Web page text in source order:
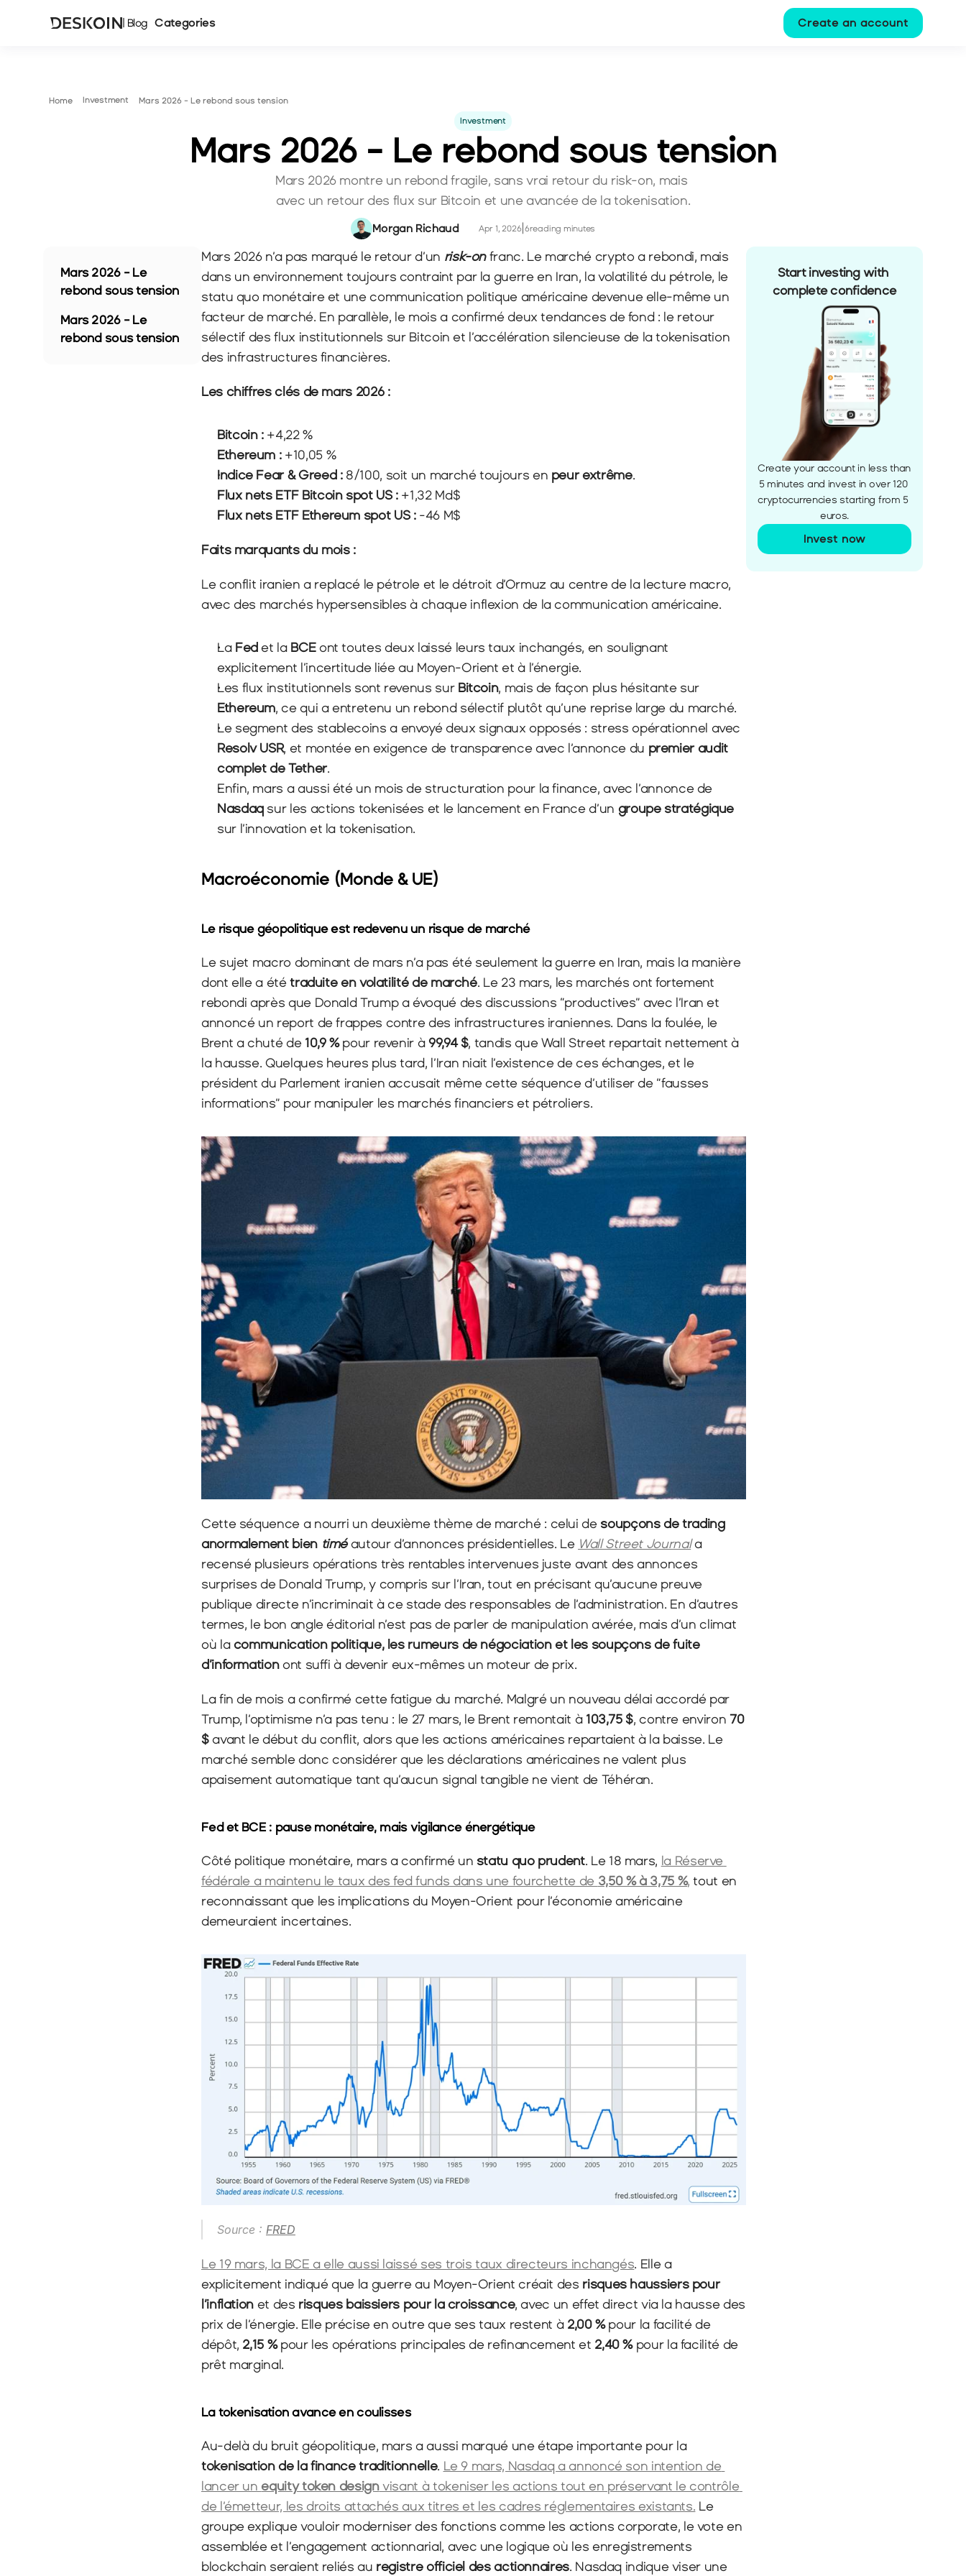
| Blog Create an account
Categories
Home Investment Mars 2026 - Le rebond sous tension
Investment
Mars 2026 - Le rebond sous tension
Mars 2026 montre un rebond fragile, sans vrai retour du risk-on, mais
avec un retour des flux sur Bitcoin et une avancée de la tokenisation.
Morgan Richaud Apr 1, 2026 6reading minutes
Mars 2026 - Le
rebond sous tension
Mars 2026 - Le
rebond sous tension
Mars 2026 n’a pas marqué le retour d’un risk-on franc. Le marché crypto a rebondi, mais
dans un environnement toujours contraint par la guerre en Iran, la volatilité du pétrole, le
statu quo monétaire et une communication politique américaine devenue elle-même un
facteur de marché. En parallèle, le mois a confirmé deux tendances de fond : le retour
sélectif des flux institutionnels sur Bitcoin et l’accélération silencieuse de la tokenisation
des infrastructures financières.
Les chiffres clés de mars 2026 :
Bitcoin : +4,22 %
Ethereum : +10,05 %
Indice Fear & Greed : 8/100, soit un marché toujours en peur extrême.
Flux nets ETF Bitcoin spot US : +1,32 Md$
Flux nets ETF Ethereum spot US : -46 M$
Faits marquants du mois :
Le conflit iranien a replacé le pétrole et le détroit d’Ormuz au centre de la lecture macro,
avec des marchés hypersensibles à chaque inflexion de la communication américaine.
La Fed et la BCE ont toutes deux laissé leurs taux inchangés, en soulignant
explicitement l’incertitude liée au Moyen-Orient et à l’énergie.
Les flux institutionnels sont revenus sur Bitcoin
Ethereum, ce qui a entretenu un rebond sélectif plutôt qu’une reprise large du marché.
Resolv USR, et montée en exigence de transparence avec l’annonce du premier audit
complet de Tether.
Nasdaq sur les actions tokenisées et le lancement en France d’un
sur l’innovation et la tokenisation.
Macroéconomie (Monde & UE)
Le risque géopolitique est redevenu un risque de marché
Le sujet macro dominant de mars n’a pas été seulement la guerre en Iran, mais la manière
dont elle a été traduite en volatilité de marché. Le 23 mars, les marchés ont fortement
rebondi après que Donald Trump a évoqué des discussions “productives” avec l’Iran et
annoncé un report de frappes contre des infrastructures iraniennes. Dans la foulée, le
Brent a chuté de 10,9 % pour revenir à 99,94 $, tandis que Wall Street repartait nettement à
la hausse. Quelques heures plus tard, l’Iran niait l’existence de ces échanges, et le
président du Parlement iranien accusait même cette séquence d’utiliser de “fausses
informations” pour manipuler les marchés financiers et pétroliers.
Cette séquence a nourri un deuxième thème de marché : celui de soupçons de trading
anormalement bien timé autour d’annonces présidentielles. Le Wall Street Journal a
recensé plusieurs opérations très rentables intervenues juste avant des annonces
surprises de Donald Trump, y compris sur l’Iran, tout en précisant qu’aucune preuve
publique directe n’incriminait à ce stade des responsables de l’administration. En d’autres
termes, le bon angle éditorial n’est pas de parler de manipulation avérée, mais d’un climat
où la communication politique, les rumeurs de négociation et les soupçons de fuite
d’information ont suffi à devenir eux-mêmes un moteur de prix.
La fin de mois a confirmé cette fatigue du marché. Malgré un nouveau délai accordé par
Trump, l’optimisme n’a pas tenu : le 27 mars, le Brent remontait à 103,75 $, contre environ 70
$ avant le début du conflit, alors que les actions américaines repartaient à la baisse. Le
marché semble donc considérer que les déclarations américaines ne valent plus
apaisement automatique tant qu’aucun signal tangible ne vient de Téhéran.
Fed et BCE : pause monétaire, mais vigilance énergétique
Côté politique monétaire, mars a confirmé un statu quo prudent. Le 18 mars, la Réserve
fédérale a maintenu le taux des fed funds dans une fourchette de 3,50 % à 3,75 %, tout en
reconnaissant que les implications du Moyen-Orient pour l’économie américaine
demeuraient incertaines.
Source : FRED
Le 19 mars, la BCE a elle aussi laissé ses trois taux directeurs inchangés. Elle a
explicitement indiqué que la guerre au Moyen-Orient créait des risques haussiers pour
l’inflation et des risques baissiers pour la croissance, avec un effet direct via la hausse des
prix de l’énergie. Elle précise en outre que ses taux restent à 2,00 % pour la facilité de
dépôt, 2,15 % pour les opérations principales de refinancement et 2,40 % pour la facilité de
prêt marginal.
La tokenisation avance en coulisses
Au-delà du bruit géopolitique, mars a aussi marqué une étape importante pour la
tokenisation de la finance traditionnelle. Le 9 mars, Nasdaq a annoncé son intention de
lancer un equity token design visant à tokeniser les actions tout en préservant le contrôle
de l’émetteur, les droits attachés aux titres et les cadres réglementaires existants. Le
groupe explique vouloir moderniser des fonctions comme les actions corporate, le vote en
assemblée et l’engagement actionnarial, avec une logique où les enregistrements
blockchain seraient reliés au registre officiel des actionnaires. Nasdaq indique viser une
Start investing with
complete confidence
Create your account in less than
5 minutes and invest in over 120
cryptocurrencies starting from 5
euros.
Invest now